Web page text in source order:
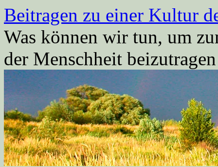
Zum
Inhalt
springen
Beitragen zu einer Kultur
Was können wir tun, um
der Menschheit